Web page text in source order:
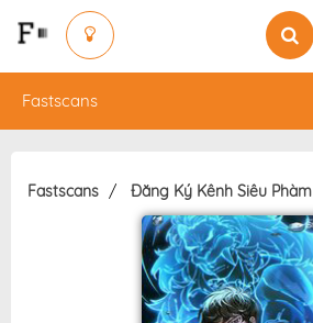
Fastscans
Fastscans Đăng Ký Kênh Siêu Phàm